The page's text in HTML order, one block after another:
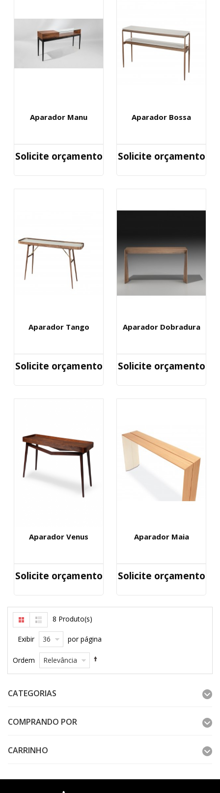
Aparador Manu
Solicite orçamento
Aparador Bossa
Solicite orçamento
Aparador Tango
Solicite orçamento
Aparador Dobradura
Solicite orçamento
Aparador Venus
Solicite orçamento
Aparador Maia
Solicite orçamento
8 Produto(s)
Exibir 36 por página
Ordem Relevância
CATEGORIAS
COMPRANDO POR
CARRINHO